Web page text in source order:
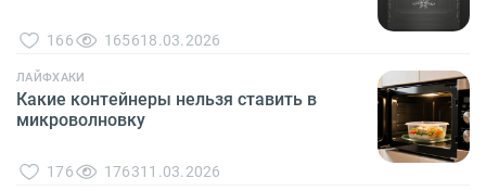
166 165618.03.2026
ЛАЙФХАКИ
Какие контейнеры нельзя ставить в
микроволновку
176 176311.03.2026